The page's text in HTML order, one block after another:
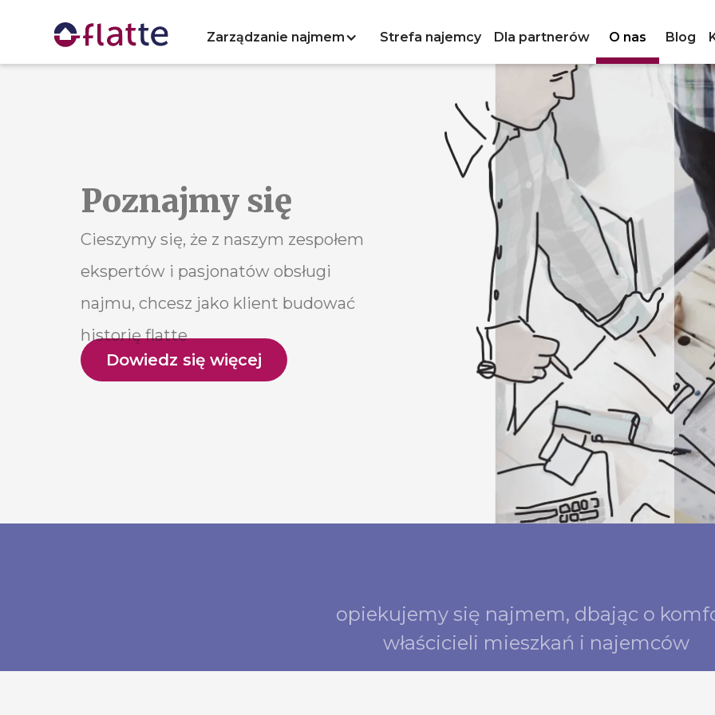
Zarządzanie najmem Strefa najemcy Dla partnerów O nas Blog
Poznajmy się
Cieszymy się, że z naszym zespołem
ekspertów i pasjonatówobsługi
najmu, chcesz jako klient budować
historię flatte
Dowiedz się więcej
opiekujemy się najmem, dbając o
właścicieli mieszkań i najemców